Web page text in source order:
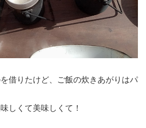
借りたけど、ご飯の炊きあがりはパ
しくて美味しくて！